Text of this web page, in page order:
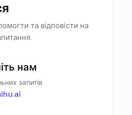
та відповісти на
нам
запитів